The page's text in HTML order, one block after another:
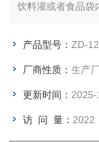
饮料灌或者食品袋
化，气氮等于
卓达运通滴氮机总
产品型号：ZD-
厂商性质：生产
更新时间：
访 问 量： 2022